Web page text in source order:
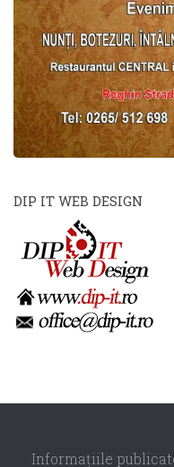
DIP IT WEB DESIGN
Informaţiile